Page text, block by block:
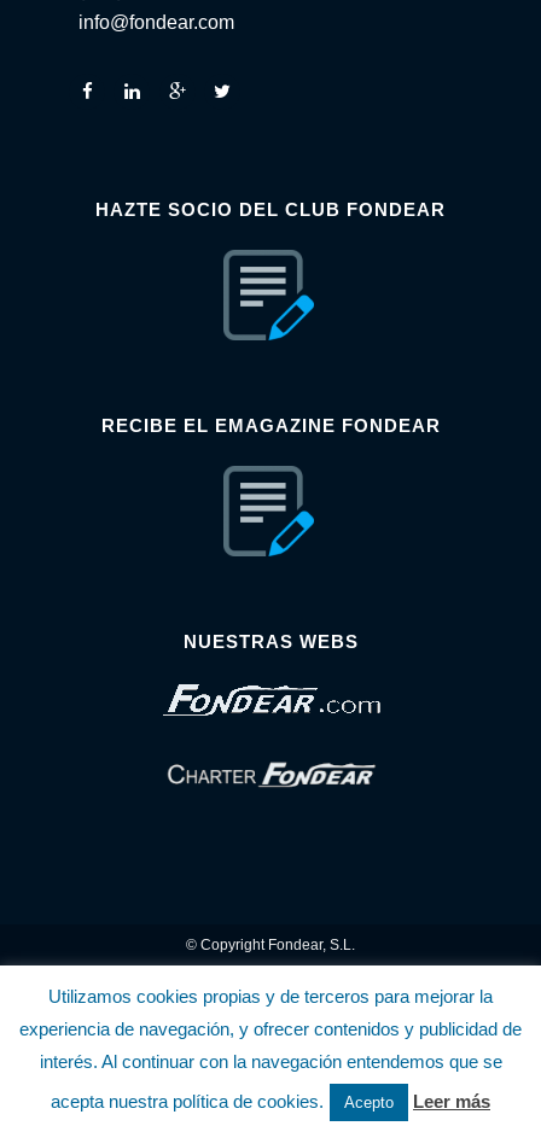
info@fondear.com
HAZTE SOCIO DEL CLUB FONDEAR
RECIBE EL EMAGAZINE FONDEAR
NUESTRAS WEBS
© Copyright Fondear, S.L.
Aunque se consideran exactas, declinamos toda responsabilidad sobre la
información y precios inscritos. Estas informaciones no son contractuales.
Política de privacidad y cookies .........................-......................... Política de utilización
Utilizamos cookies propias y de terceros para mejorar la
experiencia de navegación, y ofrecer contenidos y publicidad de
interés. Al continuar con la navegación entendemos que se
acepta nuestra política de cookies.
Acepto Leer más